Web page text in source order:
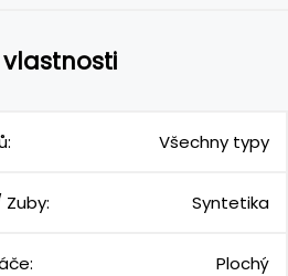
Všechny typy
Syntetika
Plochý